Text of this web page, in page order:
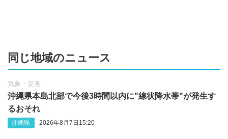
同じ地域のニュース
気象・災害
沖縄県本島北部で今後3時間以内に"線状降水帯"が発生す
るおそれ
沖縄県 2026年8月7日15:20